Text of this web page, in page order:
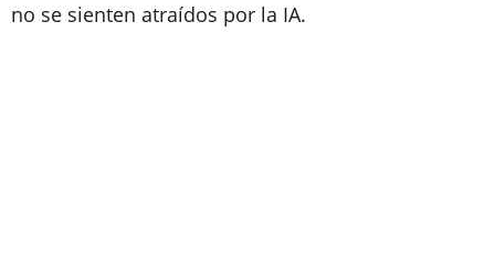
no se sienten atraídos por la IA.